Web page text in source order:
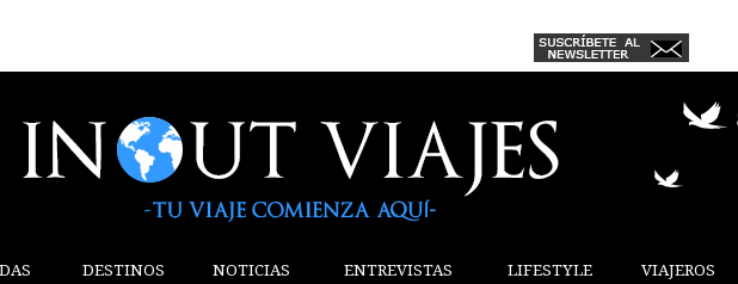
DESTINOS NOTICIAS ENTREVISTAS LIFESTYLE VIAJEROS